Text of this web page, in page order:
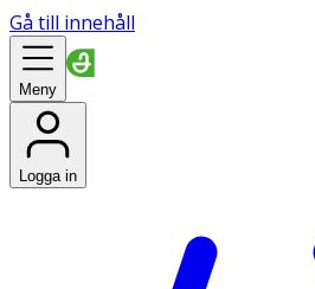
Gå till innehåll
Meny
Logga in